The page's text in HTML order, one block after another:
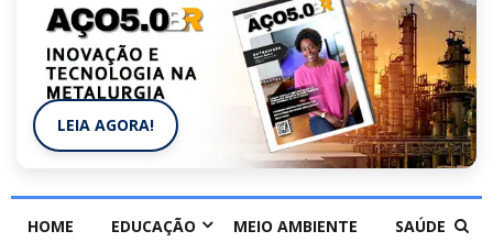
LEIA AGORA!
HOME EDUCAÇÃO MEIO AMBIENTE SAÚDE